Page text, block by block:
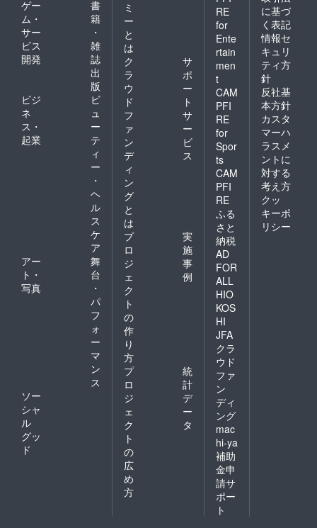
ゲー
ム・
サー
ビス
開発
書
籍
・
雑
誌
出
版
ビジ
ネ
ス・
起業
ビ
ュ
ー
テ
ィ
ー
・
ヘ
ル
ス
ケ
ア
アー
ト・
写真
舞
台
・
パ
フ
ォ
ー
マ
ン
ス
ソー
シャ
ル
グッ
ド
ミ
ー
と
は
ク
ラ
ウ
ド
フ
ァ
ン
デ
ィ
ン
グ
と
は
サ
ポ
ー
ト
サ
ー
ビ
ス
プ
ロ
ジ
ェ
ク
ト
の
作
り
方
実
施
事
例
プ
ロ
ジ
ェ
ク
ト
の
広
め
方
統
計
デ
ー
タ
RE
for
Ente
rtain
men
t
CAM
PFI
RE
for
Spor
ts
CAM
PFI
RE
ふる
さと
納税
AD
FOR
ALL
HIO
KOS
HI
JFA
クラ
ウド
ファ
ン
ディ
ング
mac
hi-ya
補助
金申
請サ
ポー
ト
に基づ
く表記
情報セ
キュリ
ティ方
針
反社基
本方針
カスタ
マーハ
ラスメ
ントに
対する
考え方
クッ
キーポ
リシー